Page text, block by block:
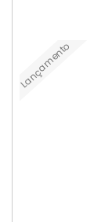
Lançamento